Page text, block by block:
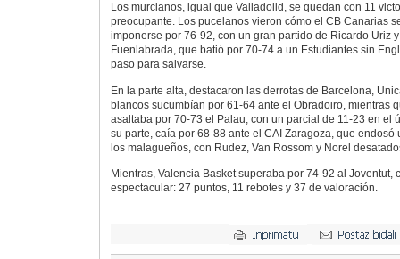
Los murcianos, igual que Valladolid, se quedan con 11
preocupante. Los pucelanos vieron cómo el CB Canarias
imponerse por 76-92, con un gran partido de Ricardo Uriz
Fuenlabrada, que batió por 70-74 a un Estudiantes sin
paso para salvarse.
En la parte alta, destacaron las derrotas de Barcelona,
blancos sucumbían por 61-64 ante el Obradoiro, mientras
asaltaba por 70-73 el Palau, con un parcial de 11-23 en el
su parte, caía por 68-88 ante el CAI Zaragoza, que
los malagueños, con Rudez, Van Rossom y Norel
Mientras, Valencia Basket superaba por 74-92 al Joventut,
espectacular: 27 puntos, 11 rebotes y 37 de valoración.